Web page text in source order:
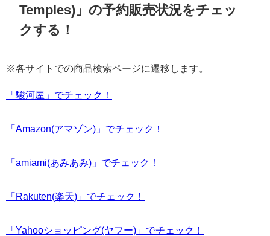
Temples)」の予約販売状況をチェッ
クする！
※各サイトでの商品検索ページに遷移します。
「駿河屋」でチェック！
「Amazon(アマゾン)」でチェック！
「amiami(あみあみ)」でチェック！
「Rakuten(楽天)」でチェック！
「Yahooショッピング(ヤフー)」でチェック！